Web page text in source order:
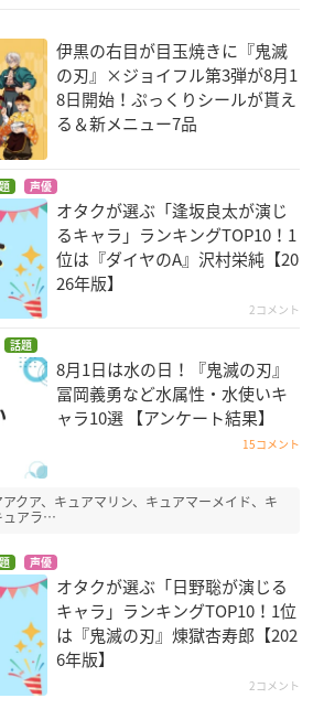
伊黒の右目が目玉焼きに『鬼滅
の刃』×ジョイフル第3弾が8月1
8日開始！ぷっくりシールが貰え
る＆新メニュー7品
声優
オタクが選ぶ「逢坂良太が演じ
るキャラ」ランキングTOP10！1
位は『ダイヤのA』沢村栄純【20
26年版】
2コメント
話題
8月1日は水の日！『鬼滅の刃』
冨岡義勇など水属性・水使いキ
ャラ10選 【アンケート結果】
15コメント
クア、キュアマリン、キュアマーメイド、キ
ュアラ…
声優
オタクが選ぶ「日野聡が演じる
キャラ」ランキングTOP10！1位
は『鬼滅の刃』煉󠄁獄杏寿郎【202
6年版】
2コメント